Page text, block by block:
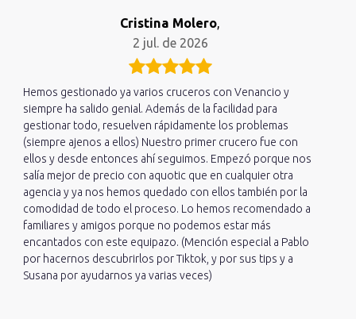
Cristina Molero,
2 jul. de 2026
Hemos gestionado ya varios cruceros con Venancio y
siempre ha salido genial. Además de la facilidad para
gestionar todo, resuelven rápidamente los problemas
(siempre ajenos a ellos) Nuestro primer crucero fue con
ellos y desde entonces ahí seguimos. Empezó porque nos
salía mejor de precio con aquotic que en cualquier otra
agencia y ya nos hemos quedado con ellos también por la
comodidad de todo el proceso. Lo hemos recomendado a
familiares y amigos porque no podemos estar más
encantados con este equipazo. (Mención especial a Pablo
por hacernos descubrirlos por Tiktok, y por sus tips y a
Susana por ayudarnos ya varias veces)